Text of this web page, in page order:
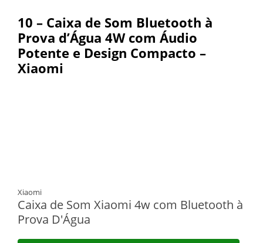
10 – Caixa de Som Bluetooth à
Prova d’Água 4W com Áudio
Potente e Design Compacto –
Xiaomi
Xiaomi
Caixa de Som Xiaomi 4w com Bluetooth à
Prova D'Água